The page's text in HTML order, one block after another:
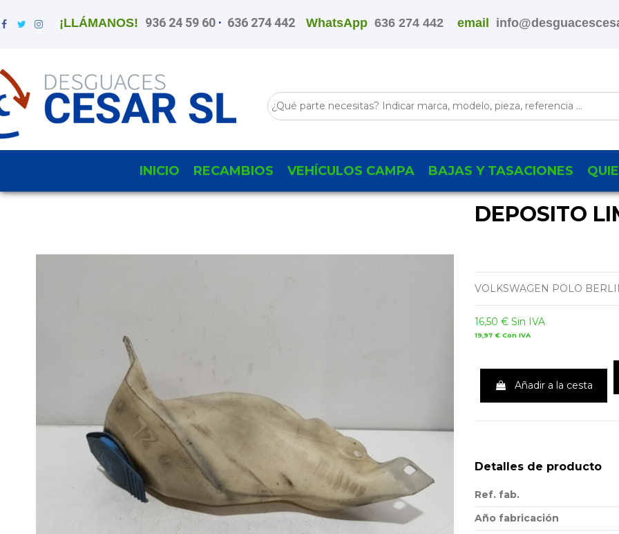
¡LLÁMANOS! 936 24 59 60 · 636 274 442 WhatsApp636 274 442 email
INICIO RECAMBIOS VEHÍCULOS CAMPA BAJAS Y TASACIONES
DEPOSITO
VOLKSWAGEN POLO
16,50 € Sin IVA
19,97 € Con IVA
Añadir a la cesta
Detalles de producto
Ref. fab.
Año fabricación